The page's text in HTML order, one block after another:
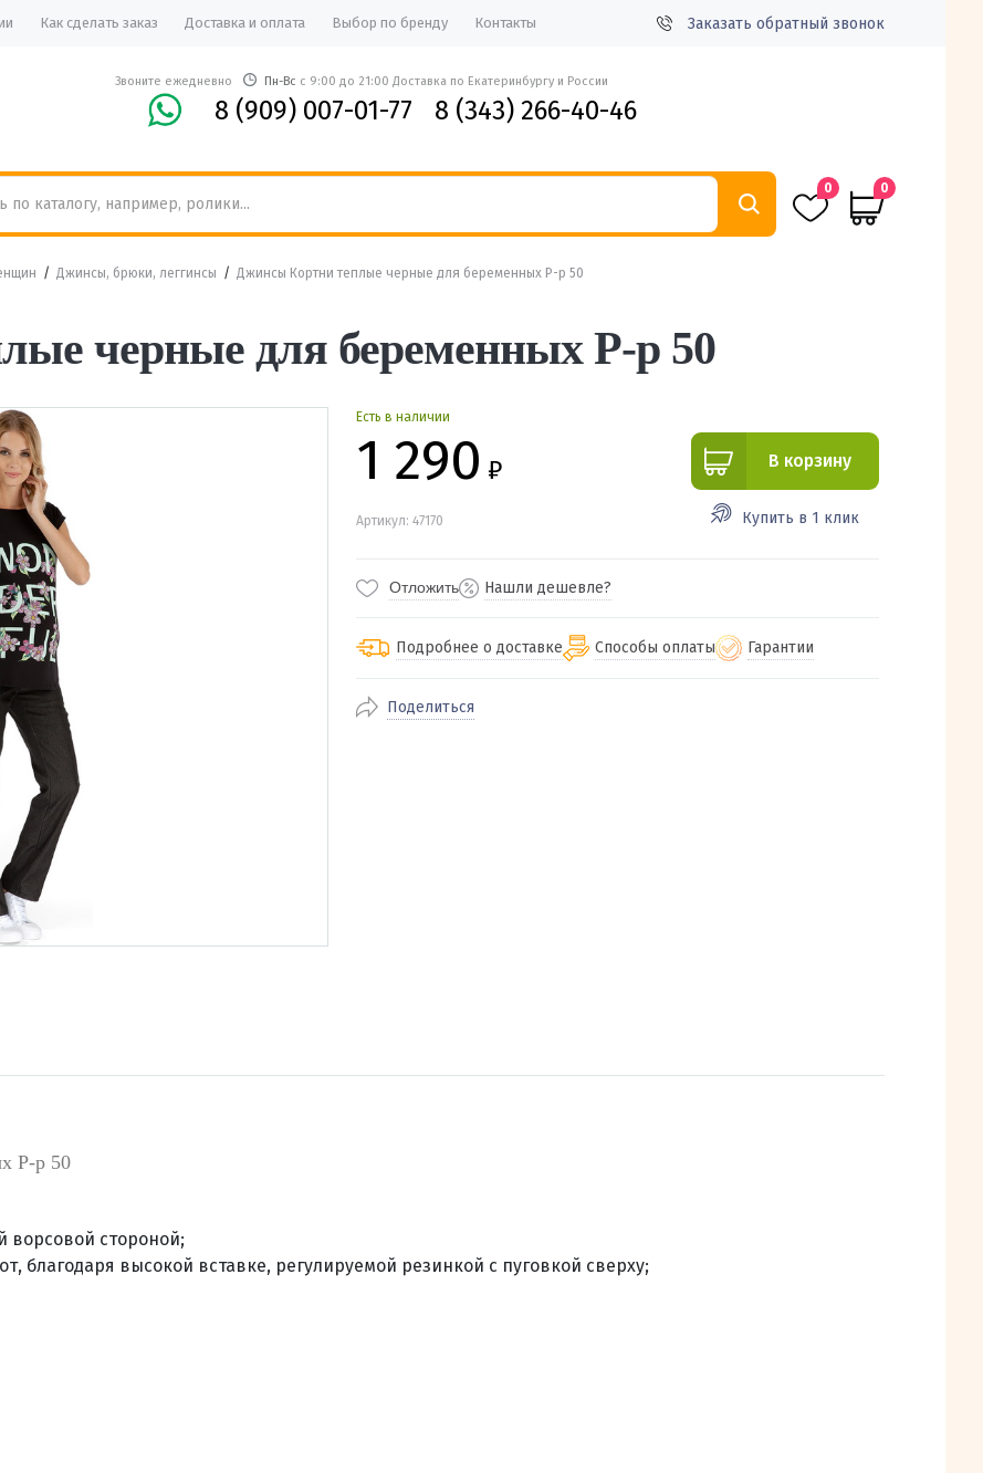
Как сделать заказ Доставка и оплата Выбор по бренду Контакты Заказать обратный звонок
Звоните ежедневно Пн-Вс с 9:00 до 21:00 Доставка по Екатеринбургу и России
8 (909) 007-01-77 8 (343) 266-40-46
0 0
/ Джинсы, брюки, леггинсы / Джинсы Кортни теплые черные для беременных Р-р 50
черные для беременных Р-р 50
Есть в наличии
1 290 ₽
Артикул: 47170
В корзину
Купить в 1 клик
Отложить Нашли дешевле?
Подробнее о доставке
По Екатеринбургу бесплатная
Способы оплаты Гарантии
Поделиться
Р-р 50
ворсовой стороной;
высокой вставке, регулируемой резинкой с пуговкой сверху;